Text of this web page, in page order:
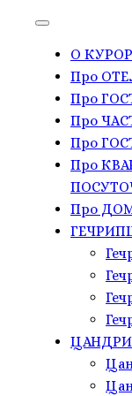
О
Про
Про
Про
Про
Про
Про